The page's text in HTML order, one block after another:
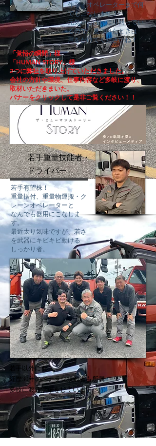
作業・オペレーターまで何
でもこなします！
​元気いっぱい走り回ってい
るので、見つけたときは
声をかけてくださいね！
「覚悟の瞬間」様
「HUMAN STORY」様
​2つに弊社を取り上げていただきました。
会社の方針や環境、仕事内容など多岐に渡り、
取材いただきまいた。
​バナーをクリックして是非ご覧ください！！
​若手重量技能者・
ドライバー
若手有望株！
重量据付、重量物運搬・ク
レーンオペレーターと
​なんでも器用にこなしま
す。
最近太り気味ですが、若さ
を武器にキビキビ動ける
​しっかり者。
若手以外にも、
経歴30年のベテラン技能者も所属！
​多岐に渡る活躍をしています。